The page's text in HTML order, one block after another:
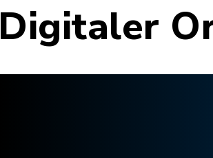
Digitaler